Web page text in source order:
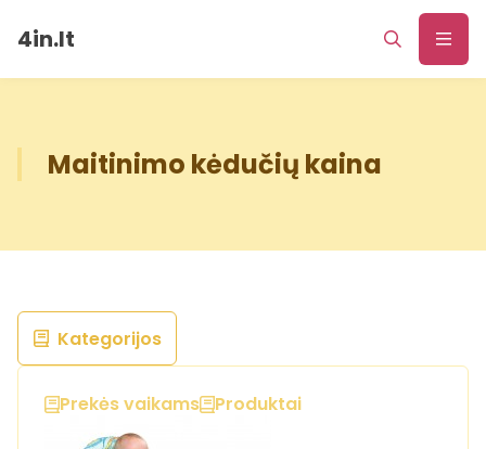
4in.lt
Maitinimo kėdučių kaina
Prekės vaikams Produktai
Kategorijos